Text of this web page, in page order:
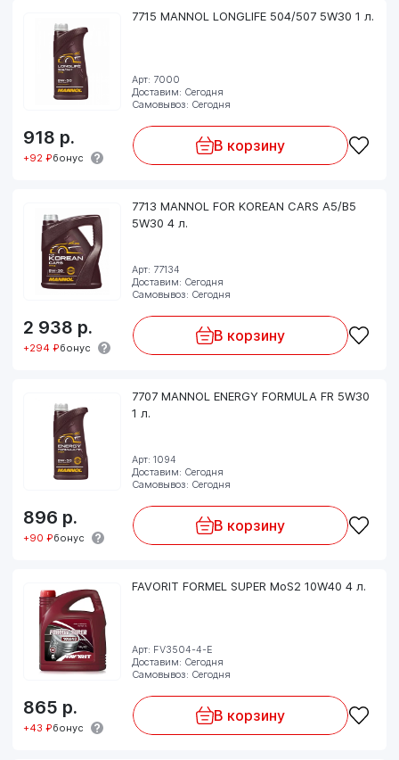
7715 MANNOL LONGLIFE 504/507 5W30 1 л.
Арт: 7000
Доставим: Сегодня
Самовывоз: Сегодня
918 р.
+92 ₽бонус
В корзину
7713 MANNOL FOR KOREAN CARS A5/B5
5W30 4 л.
Арт: 77134
Доставим: Сегодня
Самовывоз: Сегодня
2 938 р.
+294 ₽бонус
В корзину
7707 MANNOL ENERGY FORMULA FR 5W30
1 л.
Арт: 1094
Доставим: Сегодня
Самовывоз: Сегодня
896 р.
+90 ₽бонус
В корзину
FAVORIT FORMEL SUPER MoS2 10W40 4 л.
Арт: FV3504-4-E
Доставим: Сегодня
Самовывоз: Сегодня
865 р.
+43 ₽бонус
В корзину